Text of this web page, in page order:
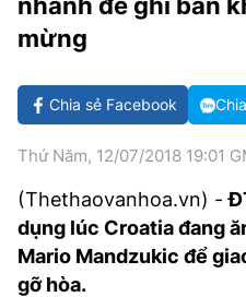
GOLF
CÁC CÚP CHÂU ÂU
BẢNG XẾP HẠNG
VĂN HÓA
GIẢI TRÍ
DIỄN ĐÀN
CÔNG NGHIỆP VĂN HÓA
NHỊP ĐẬP SỨC KHỎE
X-QUANG TIN ĐỒN
VIẾT LẠI ƯỚC MƠ
GIẢI TRÍ
PHIM
ÂM NHẠC
KBIZ
DU LỊCH
TIN TỨC
ĐIỂM ĐẾN
ẢNH
THẾ GIỚI SAO
HIGHTECH
TIÊU ĐIỂM - SPOTLIGHT
BẠN CẦN BIẾT
mừng
Chia sẻ Facebook
Thứ Năm, 12/07/2018 19:01
(Thethaovanhoa.vn) -
dụng lúc Croatia đang
Mario Mandzukic để
gỡ hòa.